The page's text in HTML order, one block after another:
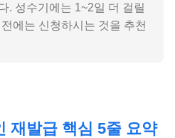
. 성수기에는 1~2일 더 걸릴
에는 신청하시는 것을 추천
재발급 핵심 5줄 요약